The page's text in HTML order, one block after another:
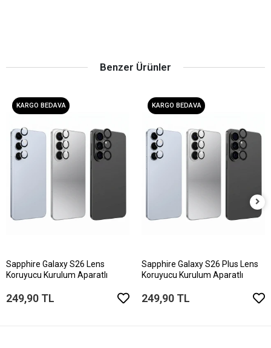
Benzer Ürünler
KARGO BEDAVA
Sapphire Galaxy S26 Lens
Koruyucu Kurulum Aparatlı
249,90 TL
KARGO BEDAVA
Sapphire Galaxy S26 Plus Lens
Koruyucu Kurulum Aparatlı
249,90 TL